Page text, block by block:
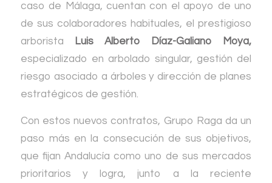
caso de Málaga, cuentan con el apoyo de uno
de sus colaboradores habituales, el prestigioso
arborista
Luis Alberto Díaz-Galiano Moya,
especializado en arbolado singular, gestión del
riesgo asociado a árboles y dirección de planes
estratégicos de gestión.
Con estos nuevos contratos, Grupo Raga da un
paso más en la consecución de sus objetivos,
que fijan Andalucía como uno de sus mercados
prioritarios y logra, junto a la reciente